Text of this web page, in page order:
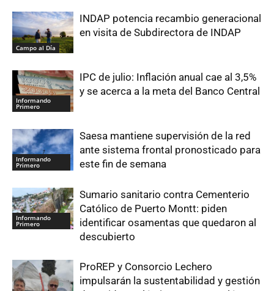
Campo al Día
INDAP potencia recambio generacional
en visita de Subdirectora de INDAP
Informando
Primero
IPC de julio: Inflación anual cae al 3,5%
y se acerca a la meta del Banco Central
Informando
Primero
Saesa mantiene supervisión de la red
ante sistema frontal pronosticado para
este fin de semana
Informando
Primero
Sumario sanitario contra Cementerio
Católico de Puerto Montt: piden
identificar osamentas que quedaron al
descubierto
ProREP y Consorcio Lechero
impulsarán la sustentabilidad y gestión